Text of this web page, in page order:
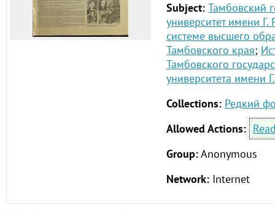
Subject: Тамбовский
университет имени
системе высшего
Тамбовского края;
Тамбовского
университета имени
Collections: Редкий
Allowed Actions:
Group:Anonymous
Network: Internet